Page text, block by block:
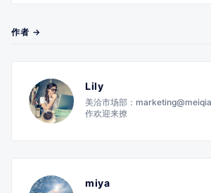
作者 →
Lily
美洽市场部：
作欢迎来撩
miya